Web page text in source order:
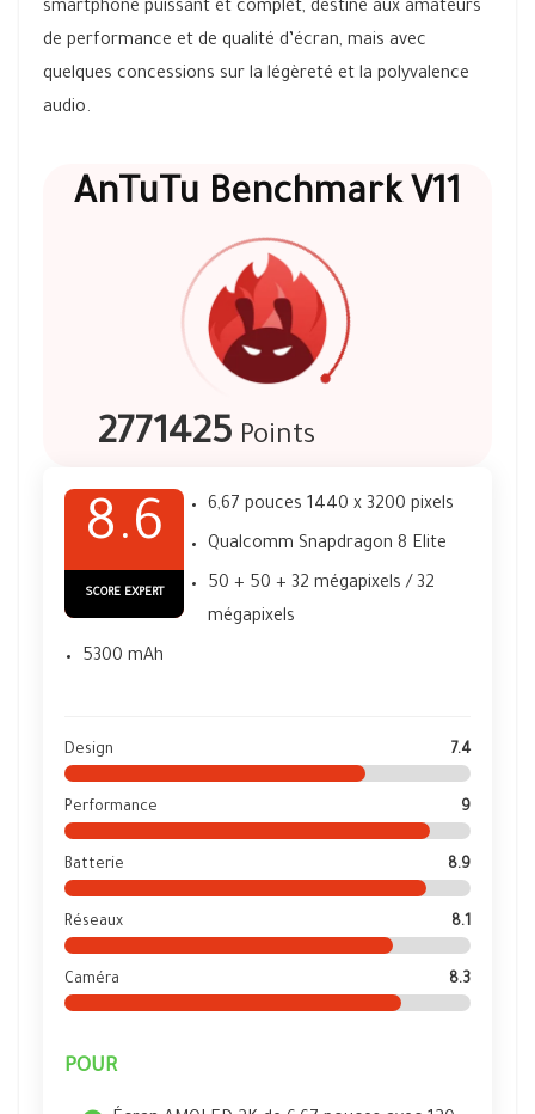
smartphone puissant et complet, destiné aux amateurs
de performance et de qualité d’écran, mais avec
quelques concessions sur la légèreté et la polyvalence
audio.
AnTuTu Benchmark V11
2771425 Points
8.6
SCORE EXPERT
6,67 pouces 1440 x 3200 pixels
Qualcomm Snapdragon 8 Elite
50 + 50 + 32 mégapixels / 32
mégapixels
5300 mAh
Design 7.4
Performance 9
Batterie 8.9
Réseaux 8.1
Caméra 8.3
POUR